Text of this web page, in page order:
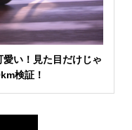
愛い！見た目だけじゃ
検証！